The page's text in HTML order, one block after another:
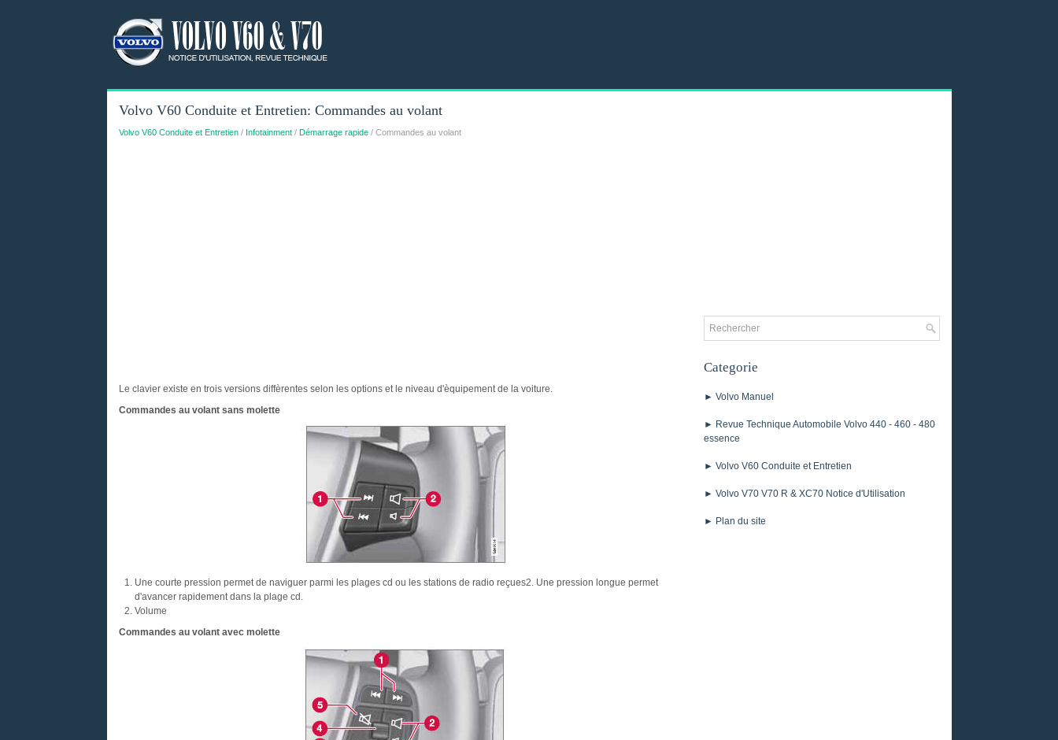
Volvo V60 Conduite et Entretien: Commandes au volant
Volvo V60 Conduite et Entretien/ Infotainment/ Démarrage rapide/ Commandes au volant
Le clavier existe en trois versions diffèrentes selon les options et le niveau d'èquipement de la voiture.
Commandes au volant sans molette
Une courte pression permet de naviguer parmi les plages cd ou les stations de radio reçues2. Une pression longue permet
d'avancer rapidement dans la plage cd.
Volume
Commandes au volant avec molette
Categorie
► Volvo Manuel
► Revue Technique Automobile Volvo 440 - 460 - 480
essence
► Volvo V60 Conduite et Entretien
► Volvo V70 V70 R & XC70 Notice d'Utilisation
► Plan du site